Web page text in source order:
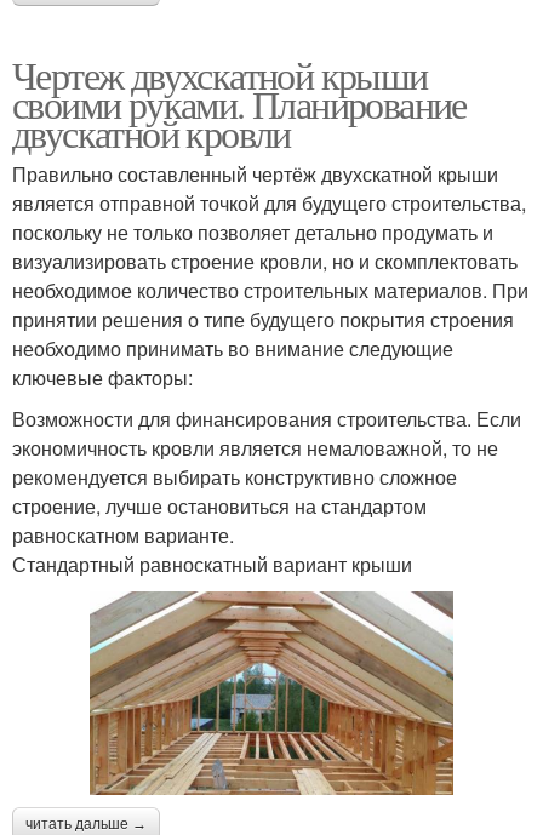
Чертеж двухскатной крыши
своими руками. Планирование
двускатной кровли
Правильно составленный чертёж двухскатной крыши
является отправной точкой для будущего строительства,
поскольку не только позволяет детально продумать и
визуализировать строение кровли, но и скомплектовать
необходимое количество строительных материалов. При
принятии решения о типе будущего покрытия строения
необходимо принимать во внимание следующие
ключевые факторы:
Возможности для финансирования строительства. Если
экономичность кровли является немаловажной, то не
рекомендуется выбирать конструктивно сложное
строение, лучше остановиться на стандартом
равноскатном варианте.
Стандартный равноскатный вариант крыши
читать дальше →